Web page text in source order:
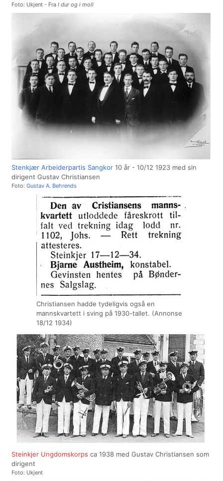
Foto: Ukjent - Fra I dur og i moll
Stenkjær Arbeiderpartis Sangkor 10 år - 10/12 1923 med sin
dirigent Gustav Christiansen
Foto: Gustav A. Behrends
Christiansen hadde tydeligvis også en
mannskvartett i sving på 1930-tallet. (Annonse
18/12 1934)
Steinkjer Ungdomskorps ca 1938 med Gustav Christiansen som
dirigent
Foto: Ukjent